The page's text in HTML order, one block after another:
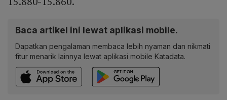
Baca artikel ini lewat aplikasi mobile.
Dapatkan pengalaman membaca lebih nyaman dan nikmati
fitur menarik lainnya lewat aplikasi mobile Katadata.